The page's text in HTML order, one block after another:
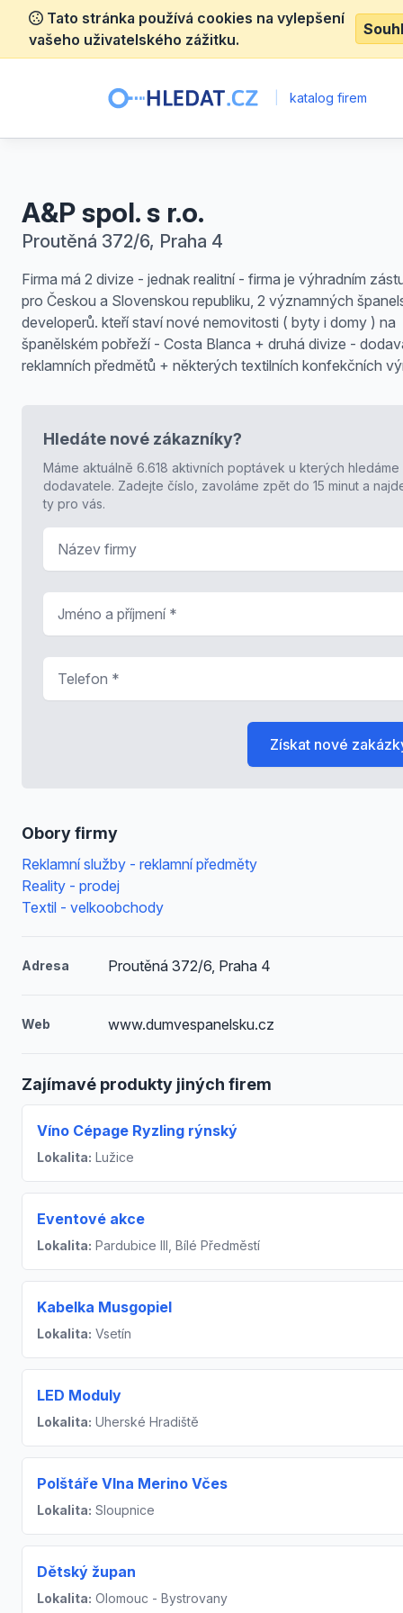
Tato stránka používá cookies na vylepšení
vašeho uživatelského zážitku.
katalog firem
A&P spol. s r.o.
Proutěná 372/6, Praha 4
Firma má 2 divize - jednak realitní - firma je výhradním
pro Českou a Slovenskou republiku, 2 významných
developerů. kteří staví nové nemovitosti ( byty i domy ) na
španělském pobřeží - Costa Blanca + druhá divize -
reklamních předmětů + některých textilních konfekčních
Obory firmy
Reklamní služby - reklamní předměty
Reality - prodej
Textil - velkoobchody
Adresa Proutěná 372/6, Praha 4
Web www.dumvespanelsku.cz
Zajímavé produkty jiných firem
Víno Cépage Ryzling rýnský
Lokalita: Lužice
Eventové akce
Lokalita: Pardubice III, Bílé Předměstí
Kabelka Musgopiel
Lokalita: Vsetín
LED Moduly
Lokalita: Uherské Hradiště
Polštáře Vlna Merino Včes
Lokalita: Sloupnice
Dětský župan
Lokalita: Olomouc - Bystrovany
Hledáte nové zákazníky?
Máme aktuálně 6.618 aktivních poptávek u kterých hledáme
dodavatele. Zadejte číslo, zavoláme zpět do 15 minut a
ty pro vás.
Získat nové